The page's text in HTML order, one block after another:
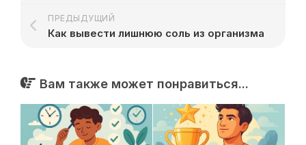
ПРЕДЫДУЩИЙ
Как вывести лишнюю соль из организма
Вам также может понравиться...